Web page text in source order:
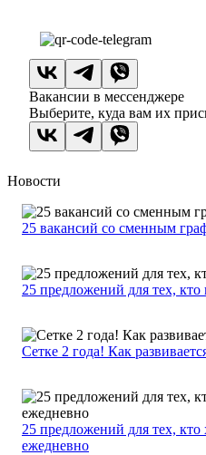
Вакансии в мессенджере
Выберите, куда вам их
Новости
25 вакансий со сменным
25 предложений для тех,
Сетке 2 года! Как
25 предложений для тех,
ежедневно